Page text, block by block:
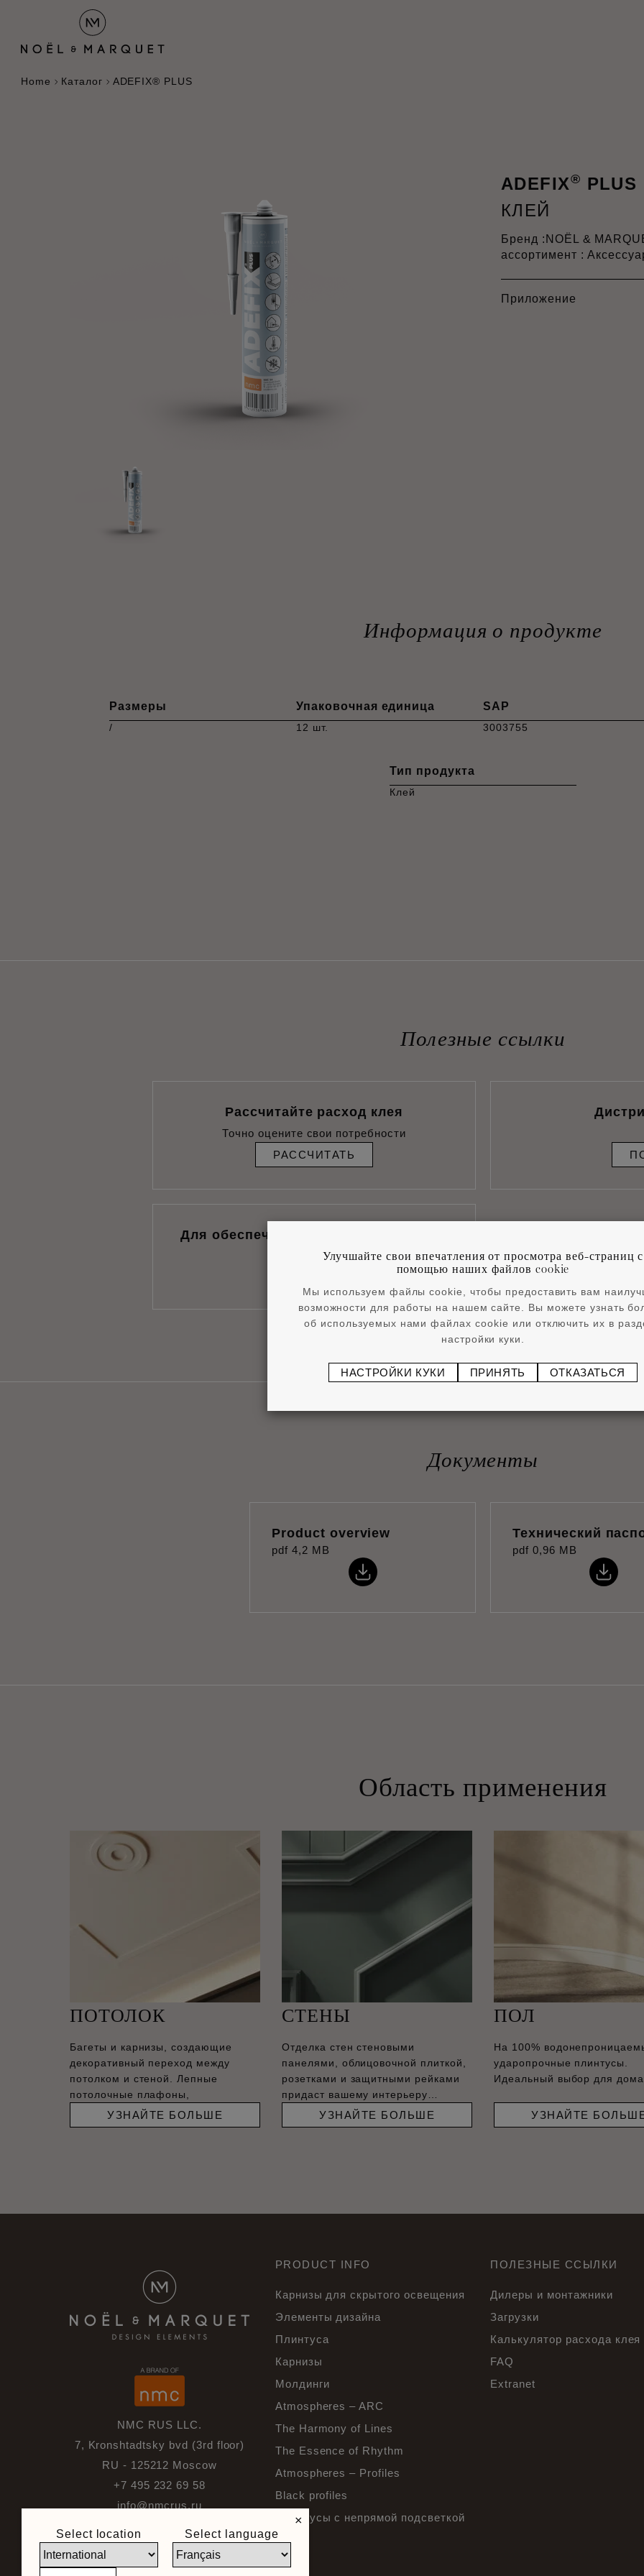
Home Каталог ADEFIX® PLUS
ADEFIX® PLUS
КЛЕЙ
Бренд : NOËL &
ассортимент :
Приложение
Информация о продукте
Размеры
/
Упаковочная единица
12 шт.
SAP
3003755
Тип продукта
Клей
Полезные ссылки
Рассчитайте расход клея
Точно оцените свои потребности
РАССЧИТАТЬ
Для обеспечения наилучших условий
монтажа
Документы
Product overview
pdf 4,2 MB
Технический
pdf 0,96 MB
Область применения
ПОТОЛОК
Багеты и карнизы, создающие
декоративный переход между
потолком и стеной. Лепные
потолочные плафоны,
УЗНАЙТЕ БОЛЬШЕ
СТЕНЫ
Отделка стен стеновыми
панелями, облицовочной плиткой,
розетками и защитными рейками
придаст вашему интерьеру
современный вид.
УЗНАЙТЕ БОЛЬШЕ
ПОЛ
На 100%
ударопрочные плинтусы.
Идеальный выбор для
УЗНАЙТЕ
NMC RUS LLC.
7, Kronshtadtsky bvd (3rd floor)
RU - 125212 Moscow
+7 495 232 69 58
info@nmcrus.ru
PRODUCT INFO
Карнизы для скрытого освещения
Элементы дизайна
Плинтуса
Карнизы
Молдинги
Atmospheres – ARC
The Harmony of Lines
The Essence of Rhythm
Atmospheres – Profiles
Black profiles
Плинтусы с непрямой подсветкой
ПОЛЕЗНЫЕ ССЫЛКИ
Дилеры и монтажники
Загрузки
Калькулятор расхода клея
FAQ
Extranet
Улучшайте свои впечатления от просмотра веб-страниц с
помощью наших файлов cookie
Мы используем файлы cookie, чтобы предоставить вам
возможности для работы на нашем сайте. Вы можете узнать
об используемых нами файлах cookie или отключить их в
настройки куки.
НАСТРОЙКИ КУКИ ПРИНЯТЬ ОТКАЗАТЬСЯ
×
Select location Select language